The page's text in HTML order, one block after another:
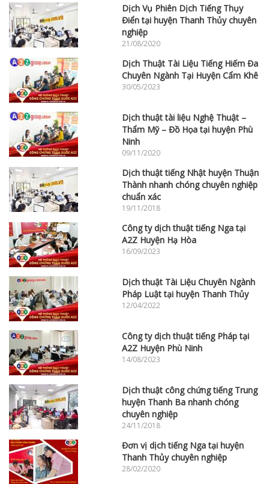
Dịch Vụ Phiên Dịch Tiếng Thụy
Điển tại huyện Thanh Thủy chuyên
nghiệp
21/08/2020
Dịch Thuật Tài Liệu Tiếng Hiếm Đa
Chuyên Ngành Tại Huyện Cẩm Khê
30/05/2023
Dịch thuật tài liệu Nghệ Thuật –
Thẩm Mỹ – Đồ Họa tại huyện Phù
Ninh
09/11/2020
Dịch thuật tiếng Nhật huyện Thuận
Thành nhanh chóng chuyên nghiệp
chuẩn xác
19/11/2018
Công ty dịch thuật tiếng Nga tại
A2Z Huyện Hạ Hòa
16/09/2023
Dịch thuật Tài Liệu Chuyên Ngành
Pháp Luật tại huyện Thanh Thủy
12/04/2022
Công ty dịch thuật tiếng Pháp tại
A2Z Huyện Phù Ninh
14/08/2023
Dịch thuật công chứng tiếng Trung
huyện Thanh Ba nhanh chóng
chuyên nghiệp
24/11/2018
Đơn vị dịch tiếng Nga tại huyện
Thanh Thủy chuyên nghiệp
28/02/2020